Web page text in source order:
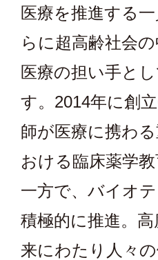
医療を推進する
らに超高齢社会
医療の担い手と
す。2014年に創
師が医療に携わ
おける臨床薬学
一方で、バイオ
積極的に推進。
来にわたり人々